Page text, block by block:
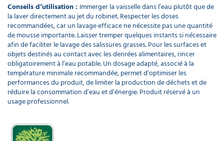
Conseils d’utilisation : Immerger la vaisselle dans l’eau plutôt que de
la laver directement au jet du robinet. Respecter les doses
recommandées, car un lavage efficace ne nécessite pas une quantité
de mousse importante. Laisser tremper quelques instants si nécessaire
afin de faciliter le lavage des salissures grasses. Pour les surfaces et
objets destinés au contact avec les denrées alimentaires, rincer
obligatoirement à l’eau potable. Un dosage adapté, associé à la
température minimale recommandée, permet d’optimiser les
performances du produit, de limiter la production de déchets et de
réduire la consommation d’eau et d’énergie. Produit réservé à un
usage professionnel.